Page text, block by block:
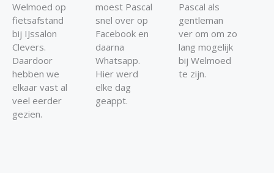
Welmoed op
fietsafstand
bij IJssalon
Clevers.
Daardoor
hebben we
elkaar vast al
veel eerder
gezien.
moest Pascal
snel over op
Facebook en
daarna
Whatsapp.
Hier werd
elke dag
geappt.
Pascal als
gentleman
ver om om zo
lang mogelijk
bij Welmoed
te zijn.